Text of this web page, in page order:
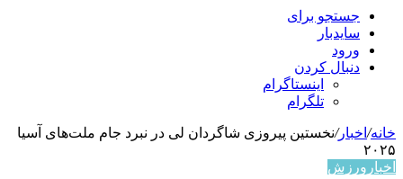
جستجو برای
سایدبار
ورود
دنبال کردن
اینستاگرام
تلگرام
خانه/ اخبار/نخستین پیروزی شاگردان لی در نبرد جام ملت‌های آسیا
۲۰۲۵
اخبار ورزش